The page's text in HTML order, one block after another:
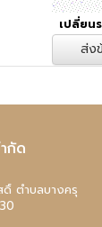
เปลี่ยน
ส่ง
กัด
ตำบลบางครุ